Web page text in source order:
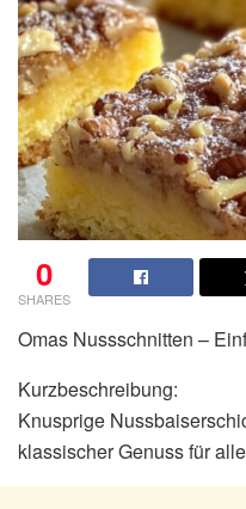
0
SHARES
Omas Nussschnitten –
Kurzbeschreibung:
Knusprige
klassischer Genuss für